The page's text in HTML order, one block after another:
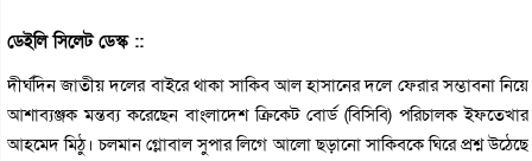
ডেইলি সিলেট ডেস্ক ::
দীর্ঘদিন জাতীয় দলের বাইরে থাকা সাকিব আল হাসানের দলে ফেরার সম্ভাবনা নিয়ে
আশাব্যঞ্জক মন্তব্য করেছেন বাংলাদেশ ক্রিকেট বোর্ড (বিসিবি) পরিচালক ইফতেখার
আহমেদ মিঠু। চলমান গ্লোবাল সুপার লিগে আলো ছড়ানো সাকিবকে ঘিরে প্রশ্ন উঠেছে